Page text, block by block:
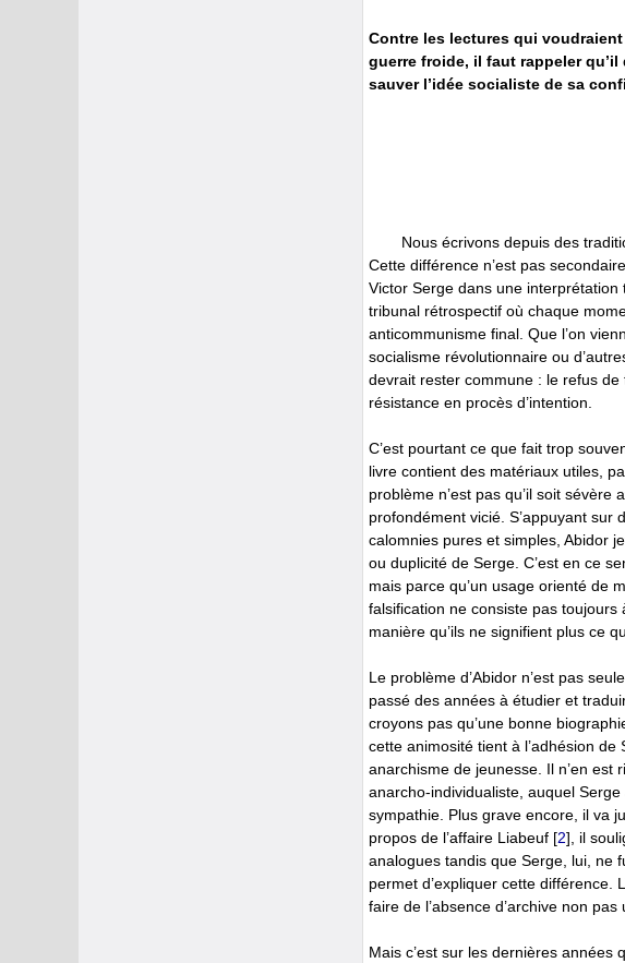
Contre les lectures qui
guerre froide, il faut rappeler
sauver l’idée socialiste de sa
Nous écrivons depuis des
Cette différence n’est pas
Victor Serge dans une interprétation
tribunal rétrospectif où chaque
anticommunisme final. Que l’on
socialisme révolutionnaire ou
devrait rester commune : le refus
résistance en procès d’intention.
C’est pourtant ce que fait trop
livre contient des matériaux utiles,
problème n’est pas qu’il soit
profondément vicié. S’appuyant
calomnies pures et simples, Abidor
ou duplicité de Serge. C’est en ce
mais parce qu’un usage orienté de
falsification ne consiste pas
manière qu’ils ne signifient plus ce
Le problème d’Abidor n’est pas
passé des années à étudier et
croyons pas qu’une bonne
cette animosité tient à l’adhésion
anarchisme de jeunesse. Il n’en
anarcho-individualiste, auquel
sympathie. Plus grave encore, il va
propos de l’affaire Liabeuf [2] , il
analogues tandis que Serge, lui, ne
permet d’expliquer cette différence.
faire de l’absence d’archive non
Mais c’est sur les dernières années